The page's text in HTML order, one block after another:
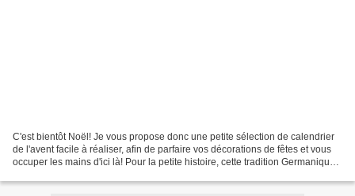
C'est bientôt Noël! Je vous propose donc une petite sélection de calendrier
de l'avent facile à réaliser, afin de parfaire vos décorations de fêtes et vous
occuper les mains d'ici là! Pour la petite histoire, cette tradition Germanique